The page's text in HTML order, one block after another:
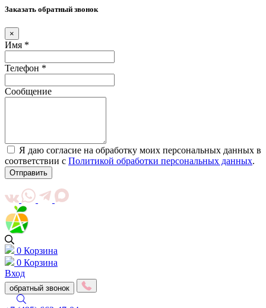
Заказать обратный звонок
×
Имя *
Телефон *
Сообщение
Я даю согласие на обработку моих персональных данных в
соответствии с Политикой обработки персональных данных.
Отправить
0 Корзина
0 Корзина
Вход
обратный звонок